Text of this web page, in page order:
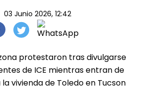
03 Junio 2026, 12:42
protestaron tras divulgarse
de ICE mientras entran de
vivienda de Toledo en Tucson